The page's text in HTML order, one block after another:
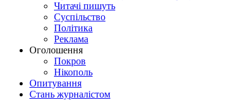
Читачі пишуть
Суспільство
Політика
Реклама
Оголошення
Покров
Нікополь
Опитування
Стань журналістом